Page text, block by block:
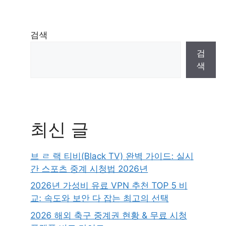
검색
검
색
최신 글
브 ㄹ 랙 티비(Black TV) 완벽 가이드: 실시
간 스포츠 중계 시청법 2026년
2026년 가성비 유료 VPN 추천 TOP 5 비
교: 속도와 보안 다 잡는 최고의 선택
2026 해외 축구 중계권 현황 & 무료 시청